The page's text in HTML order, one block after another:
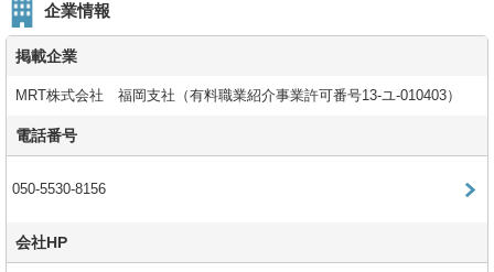
企業情報
掲載企業
MRT株式会社 福岡支社（有料職業紹介事業許可番号13-ユ-010403）
電話番号
050-5530-8156
会社HP